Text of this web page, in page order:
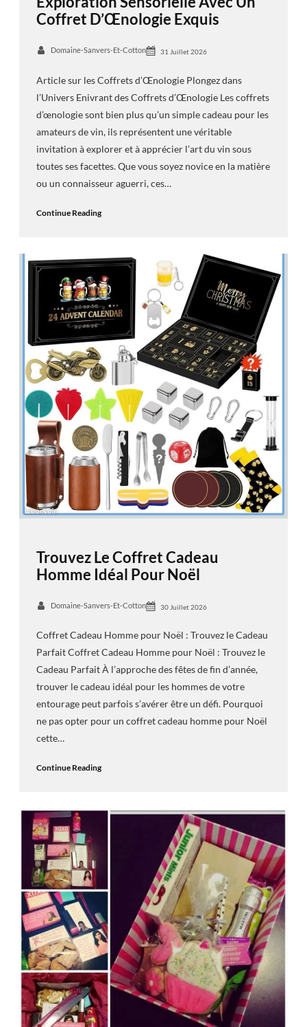
Coffret D’Œnologie Exquis
Domaine-Sanvers-Et-Cotton 31 Juillet 2026
Article sur les Coffrets d’Œnologie Plongez dans
l’Univers Enivrant des Coffrets d’Œnologie Les coffrets
d’œnologie sont bien plus qu’un simple cadeau pour les
amateurs de vin, ils représentent une véritable
invitation à explorer et à apprécier l’art du vin sous
toutes ses facettes. Que vous soyez novice en la matière
ou un connaisseur aguerri, ces…
Continue Reading
Trouvez Le Coffret Cadeau
Homme Idéal Pour Noël
Domaine-Sanvers-Et-Cotton 30 Juillet 2026
Coffret Cadeau Homme pour Noël : Trouvez le Cadeau
Parfait Coffret Cadeau Homme pour Noël : Trouvez le
Cadeau Parfait À l’approche des fêtes de fin d’année,
trouver le cadeau idéal pour les hommes de votre
entourage peut parfois s’avérer être un défi. Pourquoi
ne pas opter pour un coffret cadeau homme pour Noël
cette…
Continue Reading